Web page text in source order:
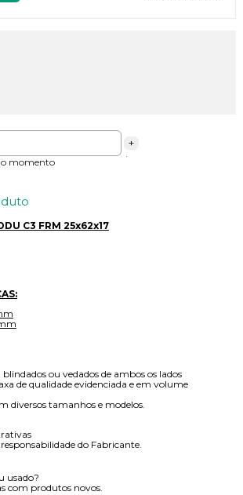
+
momento
C3 FRM 25x62x17
blindados ou vedados de ambos os lados
de qualidade evidenciada e em volume
diversos tamanhos e modelos.
do Fabricante.
usado?
com produtos novos.